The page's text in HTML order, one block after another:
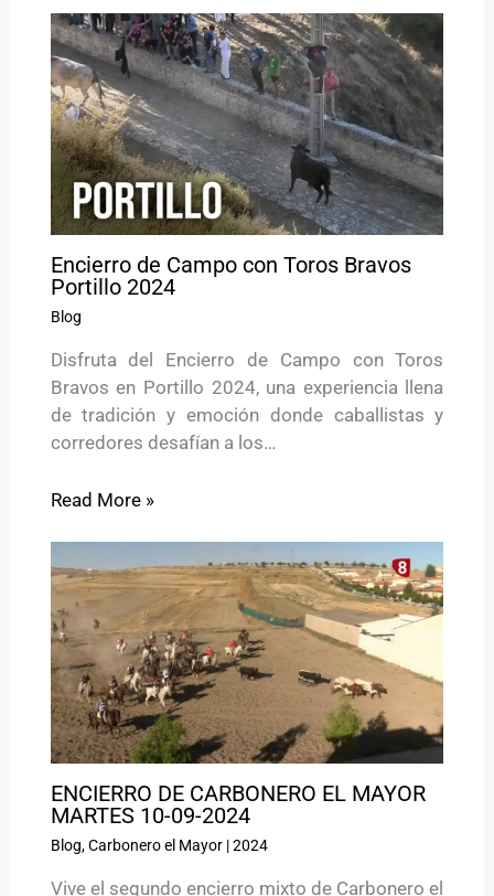
Encierro de Campo con Toros Bravos
Portillo 2024
Blog
Disfruta del Encierro de Campo con Toros
Bravos en Portillo 2024, una experiencia llena
de tradición y emoción donde caballistas y
corredores desafían a los…
Read More »
ENCIERRO DE CARBONERO EL MAYOR
MARTES 10-09-2024
Blog,Carbonero el Mayor|2024
Vive el segundo encierro mixto de Carbonero el